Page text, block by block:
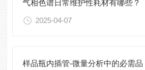
气相色谱日常维护性耗材有哪些？
2025-04-07
样品瓶内插管-微量分析中的必需品